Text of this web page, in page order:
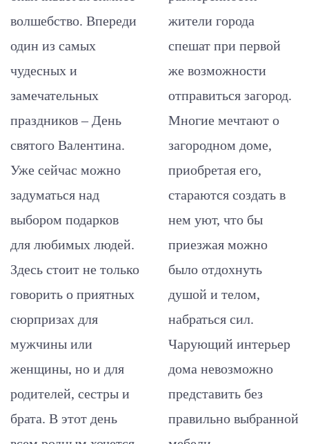
волшебство. Впереди
один из самых
чудесных и
замечательных
праздников – День
святого Валентина.
Уже сейчас можно
задуматься над
выбором подарков
для любимых людей.
Здесь стоит не только
говорить о приятных
сюрпризах для
мужчины или
женщины, но и для
родителей, сестры и
брата. В этот день
жители города
спешат при первой
же возможности
отправиться загород.
Многие мечтают о
загородном доме,
приобретая его,
стараются создать в
нем уют, что бы
приезжая можно
было отдохнуть
душой и телом,
набраться сил.
Чарующий интерьер
дома невозможно
представить без
правильно выбранной